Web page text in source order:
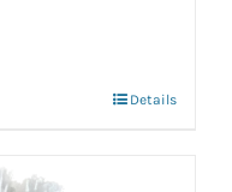
Details